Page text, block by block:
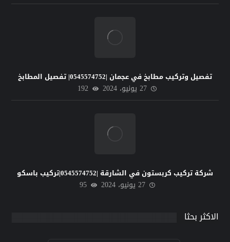
تفصيل وتركيب مطابخ في عجمان |0545574752| تفصيل المطابخ
27 يونيو، 2024 192
شركة تركيب كربستون في الشارقة |0545574752|تركيب باسكو
27 يونيو، 2024 95
الاكثر بحثا